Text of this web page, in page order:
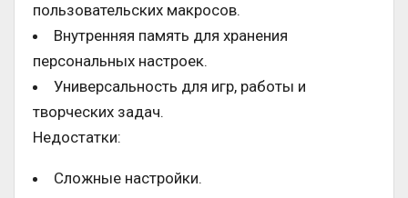
пользовательских макросов.
Внутренняя память для хранения
персональных настроек.
Универсальность для игр, работы и
творческих задач.
Недостатки:
Сложные настройки.